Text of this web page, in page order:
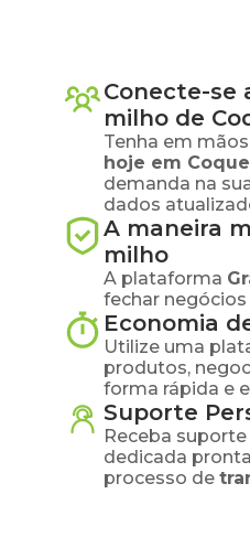
Conecte-se
milho de
Tenha em
hoje em
demanda na
dados
A maneira
milho
A plataforma
fechar
Economia
Utilize uma
produtos,
forma rápida e
Suporte
Receba
dedicada
processo de